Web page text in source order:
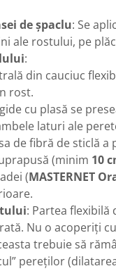
de șpaclu: Se
ale rostului, pe
:
din cauciuc
rost.
cu plasă se
laturi ale
de fibră de sticlă
(minim 10
(MASTERNET
: Partea
Nu o acoperiți
trebuie să
pereților